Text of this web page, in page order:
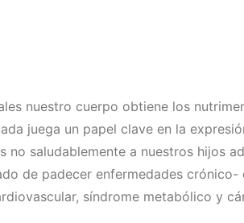
nuestro cuerpo obtiene los
juega un papel clave en la
no saludablemente a nuestros hijos
de padecer enfermedades crónico-
síndrome metabólico y